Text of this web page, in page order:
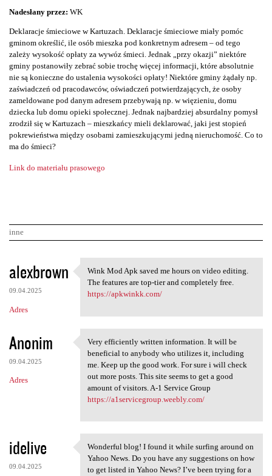
Nadesłany przez: WK
Deklaracje śmieciowe w Kartuzach. Deklaracje śmieciowe miały pomóc
gminom określić, ile osób mieszka pod konkretnym adresem – od tego
zależy wysokość opłaty za wywóz śmieci. Jednak „przy okazji” niektóre
gminy postanowiły zebrać sobie trochę więcej informacji, które absolutnie
nie są konieczne do ustalenia wysokości opłaty! Niektóre gminy żądały np.
zaświadczeń od pracodawców, oświadczeń potwierdzających, że osoby
zameldowane pod danym adresem przebywają np. w więzieniu, domu
dziecka lub domu opieki społecznej. Jednak najbardziej absurdalny pomysł
zrodził się w Kartuzach – mieszkańcy mieli deklarować, jaki jest stopień
pokrewieństwa między osobami zamieszkującymi jedną nieruchomość. Co to
ma do śmieci?
Link do materiału prasowego
inne
K
o
m
e
n
t
a
r
alexbrown
09.04.2025
Adres
Wink Mod Apk saved me hours
Wink Mod Apk saved me hours on video editing.
The features are top-tier and completely free.
https://apkwinkk.com/
Anonim
09.04.2025
Adres
Very efficiently written
Very efficiently written information. It will be
beneficial to anybody who utilizes it, including
me. Keep up the good work. For sure i will check
out more posts. This site seems to get a good
amount of visitors. A-1 Service Group
https://a1servicegroup.weebly.com/
idelive
09.04.2025
Wonderful blog! I found it
Wonderful blog! I found it while surfing around on
Yahoo News. Do you have any suggestions on how
to get listed in Yahoo News? I’ve been trying for a